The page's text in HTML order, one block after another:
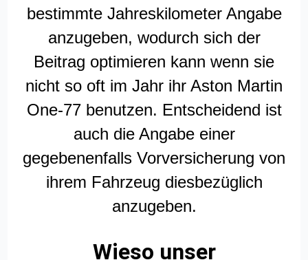
bestimmte Jahreskilometer Angabe
anzugeben, wodurch sich der
Beitrag optimieren kann wenn sie
nicht so oft im Jahr ihr Aston Martin
One-77 benutzen. Entscheidend ist
auch die Angabe einer
gegebenenfalls Vorversicherung von
ihrem Fahrzeug diesbezüglich
anzugeben.
Wieso unser